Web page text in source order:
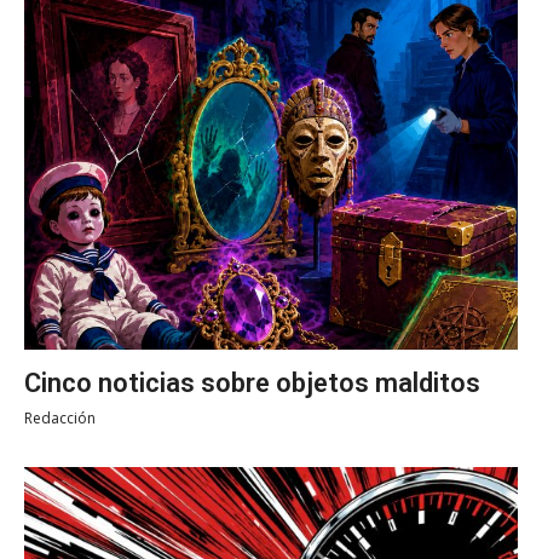
Cinco noticias sobre objetos malditos
Redacción